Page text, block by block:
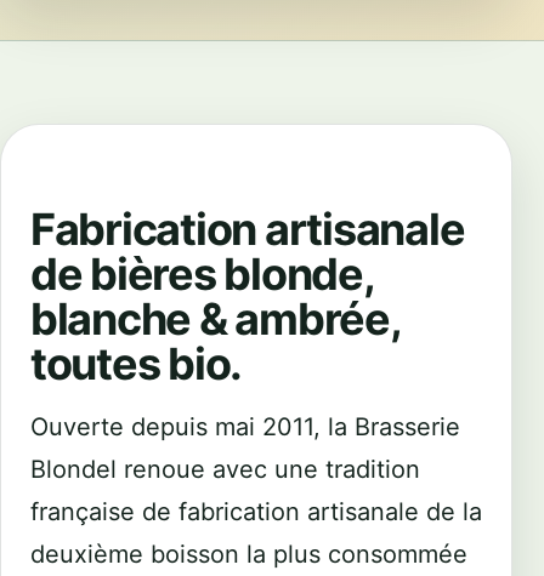
Fabrication artisanale
de bières blonde,
blanche & ambrée,
toutes bio.
Ouverte depuis mai 2011, la Brasserie
Blondel renoue avec une tradition
française de fabrication artisanale de la
deuxième boisson la plus consommée